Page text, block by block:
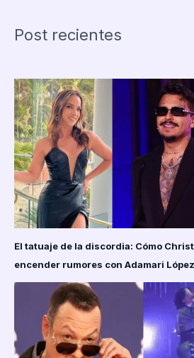
con
Alien
Doll:
Una
Fusión
de
Terror
y
Moda
Post recientes
El tatuaje de la discordia: Cómo
encender rumores con Adamari